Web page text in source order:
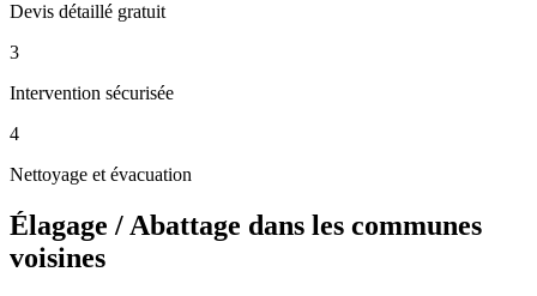
Devis détaillé gratuit
3
Intervention sécurisée
4
Nettoyage et évacuation
Élagage / Abattage dans les communes
voisines